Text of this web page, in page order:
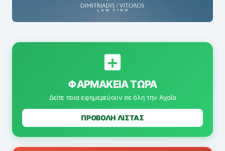
ΦΑΡΜΑΚΕΊΑ ΤΏΡΑ
Δείτε ποια εφημερεύουν σε όλη την Αχαΐα
ΠΡΟΒΟΛΗ ΛΙΣΤΑΣ